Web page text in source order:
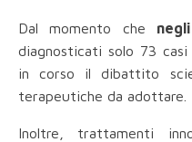
Dal momento che
diagnosticati solo 73
in corso il dibattito
terapeutiche da adottare.
Inoltre, trattamenti